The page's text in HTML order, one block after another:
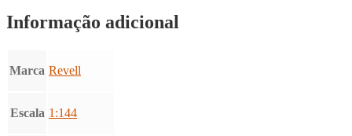
Informação adicional
Marca Revell
Escala 1:144